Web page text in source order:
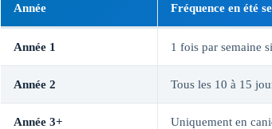
Année Fréquence en été
Année 1 1 fois par semaine
Année 2 Tous les 10 à 15
Année 3+ Uniquement en